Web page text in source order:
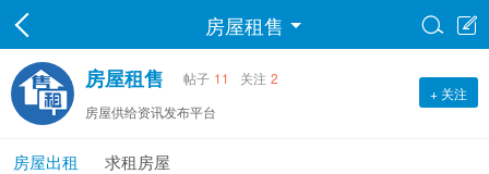
房屋租售 

房屋租售 帖子 11 关注 2
房屋供给资讯发布平台
+ 关注
房屋出租 求租房屋